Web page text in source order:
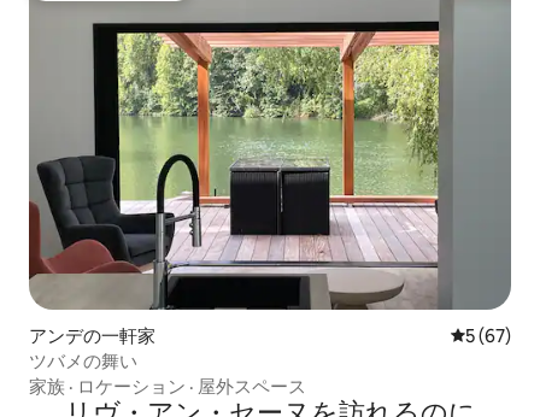
アンデの一軒家 レビュー
5 (67)
ツバメの舞い
家族 · ロケーション · 屋外スペース